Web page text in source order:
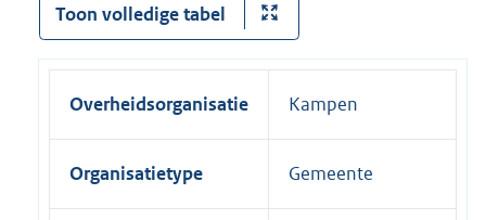
Toon volledige tabel
Overheidsorganisatie Kampen
Organisatietype Gemeente